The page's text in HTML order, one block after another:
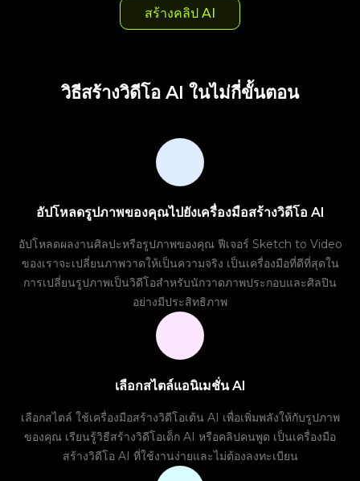
สร้างคลิป AI
วิธีสร้างวิดีโอ AI ในไม่กี่ขั้นตอน
อัปโหลดรูปภาพของคุณไปยังเครื่องมือสร้างวิดีโอ AI
อัปโหลดผลงานศิลปะหรือรูปภาพของคุณ ฟีเจอร์ Sketch to Video
ของเราจะเปลี่ยนภาพวาดให้เป็นความจริง เป็นเครื่องมือที่ดีที่สุดใน
การเปลี่ยนรูปภาพเป็นวิดีโอสำหรับนักวาดภาพประกอบและศิลปิน
อย่างมีประสิทธิภาพ
เลือกสไตล์แอนิเมชั่น AI
เลือกสไตล์ ใช้เครื่องมือสร้างวิดีโอเต้น AI เพื่อเพิ่มพลังให้กับรูปภาพ
ของคุณ เรียนรู้วิธีสร้างวิดีโอเด็ก AI หรือคลิปคนพูด เป็นเครื่องมือ
สร้างวิดีโอ AI ที่ใช้งานง่ายและไม่ต้องลงทะเบียน